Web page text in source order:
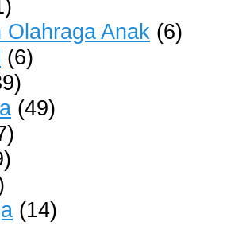
Olahraga Anak (6)
(6)
(49)
(14)